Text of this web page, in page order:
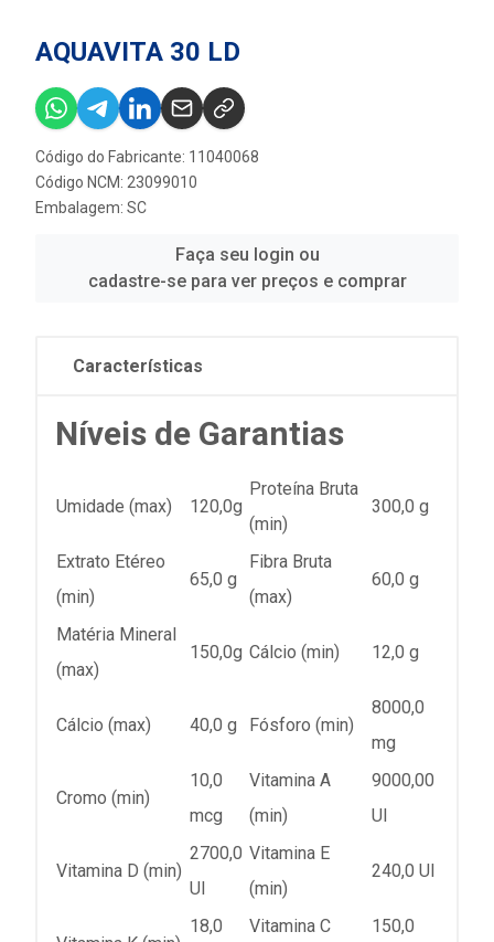
AQUAVITA 30 LD
Código do Fabricante: 11040068
Código NCM: 23099010
Embalagem: SC
Faça seu login ou
cadastre-se para ver preços e comprar
Características
Níveis de Garantias
Umidade (max) 120,0g
Proteína Bruta
(min)
300,0 g
Extrato Etéreo
(min)
65,0 g
Fibra Bruta
(max)
60,0 g
Matéria Mineral
(max)
150,0g Cálcio (min) 12,0 g
Cálcio (max) 40,0 g Fósforo (min)
8000,0
mg
Cromo (min)
10,0
mcg
Vitamina A
(min)
9000,00
UI
Vitamina D (min)
2700,0
UI
Vitamina E
(min)
240,0 UI
18,0
Vitamina C
150,0